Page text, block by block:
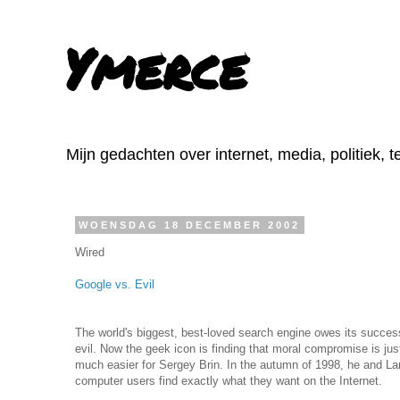
Ymerce
Mijn gedachten over internet, media, politiek,
WOENSDAG 18 DECEMBER 2002
Wired
Google vs. Evil
The world's biggest, best-loved search engine owes its
evil. Now the geek icon is finding that moral compromise is
much easier for Sergey Brin. In the autumn of 1998, he and
computer users find exactly what they want on the Internet.